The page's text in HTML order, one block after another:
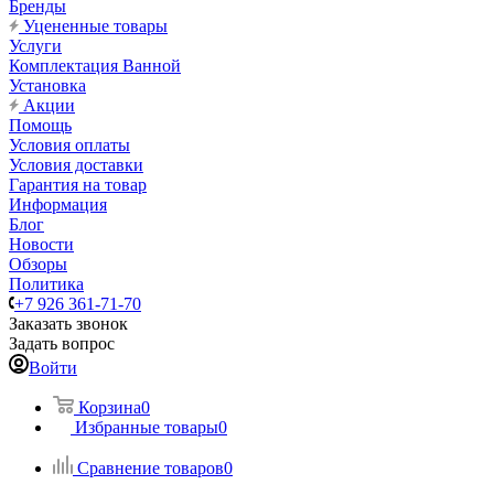
Бренды
Уцененные товары
Услуги
Комплектация Ванной
Установка
Акции
Помощь
Условия оплаты
Условия доставки
Гарантия на товар
Информация
Блог
Новости
Обзоры
Политика
+7 926 361-71-70
Заказать звонок
Задать вопрос
Войти
Корзина0
Избранные товары0
Сравнение товаров0